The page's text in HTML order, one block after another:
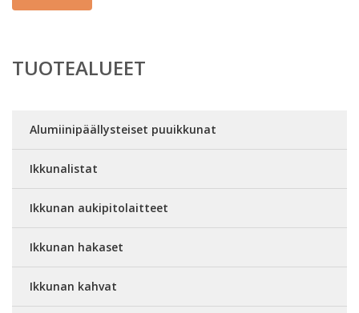
TUOTEALUEET
Alumiinipäällysteiset puuikkunat
Ikkunalistat
Ikkunan aukipitolaitteet
Ikkunan hakaset
Ikkunan kahvat